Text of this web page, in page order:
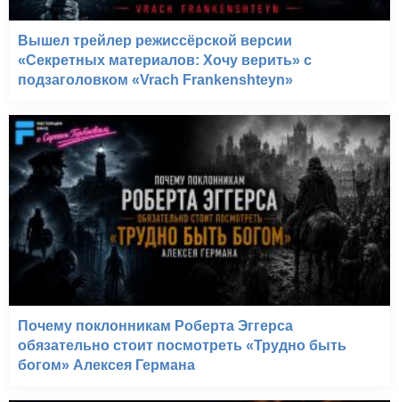
Вышел трейлер режиссёрской версии
«Секретных материалов: Хочу верить» с
подзаголовком «Vrach Frankenshteyn»
Почему поклонникам Роберта Эггерса
обязательно стоит посмотреть «Трудно быть
богом» Алексея Германа